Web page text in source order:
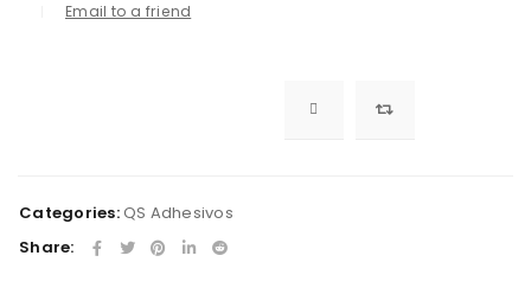
Email to a friend
Categories: QS Adhesivos
Share: